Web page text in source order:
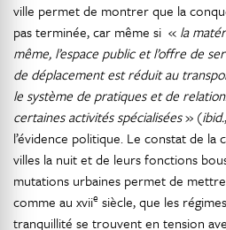
ville permet de montrer que la
pas terminée, car même si « la
même, l’espace public et l’offre de
de déplacement est réduit au
le système de pratiques et de
certaines activités spécialisées» (ibid.
l’évidence politique. Le constat de la
villes la nuit et de leurs fonctions
mutations urbaines permet de
comme au xviie siècle, que les
tranquillité se trouvent en tension